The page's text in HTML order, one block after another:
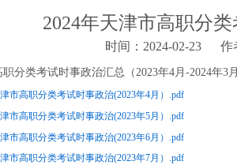
2024年天津市高职分
时间：2024-02-23 作
分类考试时事政治汇总（2023年4月-2024年3月
市高职分类考试时事政治(2023年4月）.pdf
市高职分类考试时事政治(2023年5月）.pdf
市高职分类考试时事政治(2023年6月）.pdf
市高职分类考试时事政治(2023年7月）.pdf